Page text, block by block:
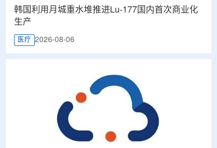
韩国利用月城重水堆推进Lu-177国内首次商业化
生产
医疗 2026-08-06